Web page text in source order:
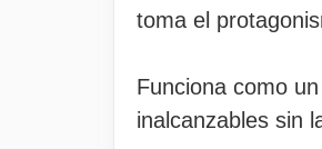
toma el
Funciona como
inalcanzables sin